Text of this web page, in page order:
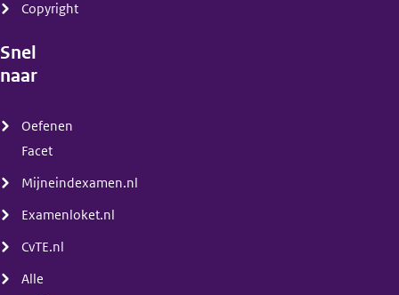
Copyright
Snel
naar
Oefenen
Facet
Mijneindexamen.nl
Examenloket.nl
CvTE.nl
Alle